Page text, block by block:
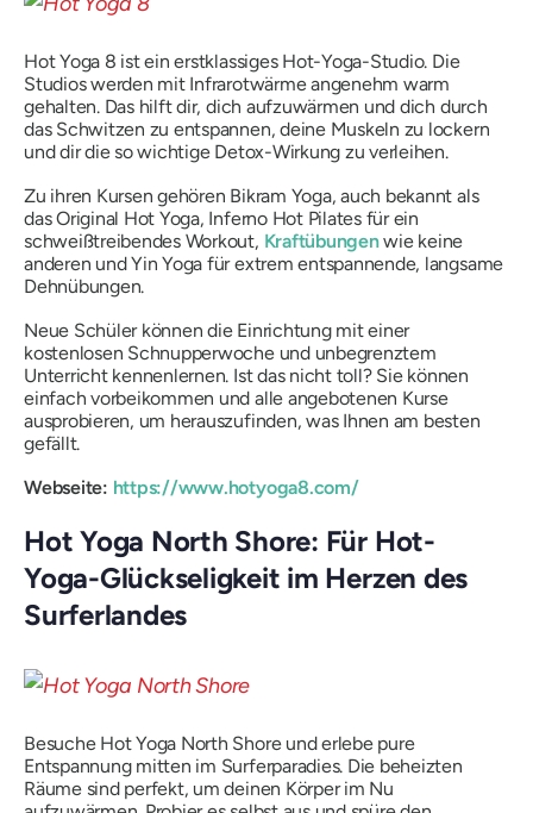
Hot Yoga 8 ist ein erstklassiges Hot-Yoga-Studio. Die
Studios werden mit Infrarotwärme angenehm warm
gehalten. Das hilft dir, dich aufzuwärmen und dich durch
das Schwitzen zu entspannen, deine Muskeln zu lockern
und dir die so wichtige Detox-Wirkung zu verleihen.
Zu ihren Kursen gehören Bikram Yoga, auch bekannt als
das Original Hot Yoga, Inferno Hot Pilates für ein
schweißtreibendes Workout, Kraftübungenwie keine
anderen und Yin Yoga für extrem entspannende, langsame
Dehnübungen.
Neue Schüler können die Einrichtung mit einer
kostenlosen Schnupperwoche und unbegrenztem
Unterricht kennenlernen. Ist das nicht toll? Sie können
einfach vorbeikommen und alle angebotenen Kurse
ausprobieren, um herauszufinden, was Ihnen am besten
gefällt.
Webseite: https://www.hotyoga8.com/
Hot Yoga North Shore: Für Hot-
Yoga-Glückseligkeit im Herzen des
Surferlandes
Besuche Hot Yoga North Shore und erlebe pure
Entspannung mitten im Surferparadies. Die beheizten
Räume sind perfekt, um deinen Körper im Nu